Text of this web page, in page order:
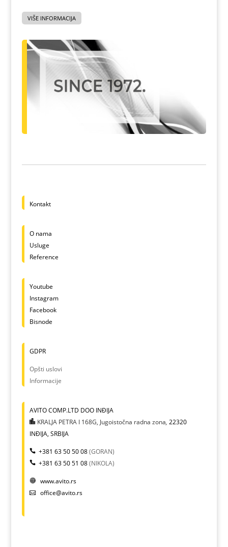
VIŠE INFORMACIJA
Kontakt
O nama
Usluge
Reference
Youtube
Instagram
Facebook
Bisnode
GDPR
Opšti uslovi
Informacije
AVITO COMP.LTD DOO INĐIJA
KRALJA PETRA I 168G, Jugoistočna radna zona, 22320
INĐIJA, SRBIJA
+381 63 50 50 08(GORAN)
+381 63 50 51 08(NIKOLA)
www.avito.rs
office@avito.rs